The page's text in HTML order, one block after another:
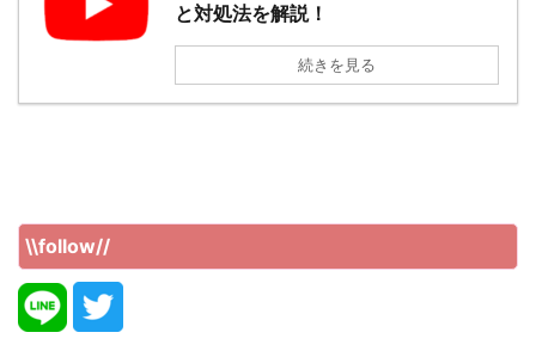
と対処法を解説！
続きを見る
\\follow//